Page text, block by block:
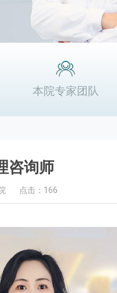
本院专家团队
咨询师
点击：166